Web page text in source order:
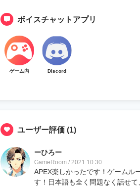
ボイスチャットアプリ
ゲーム内 Discord
ユーザー評価 (1)
ーひろー
GameRoom / 2021.10.30
APEX楽しかったです！ゲームル
す！日本語も全く問題なく話せ